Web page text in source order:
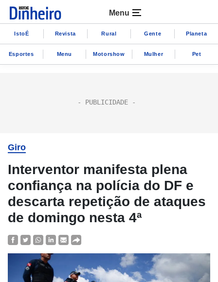
Menu
IstoÉ Revista Rural Gente Planeta
Esportes Menu Motorshow Mulher Pet
Giro
Interventor manifesta plena
confiança na polícia do DF e
descarta repetição de ataques
de domingo nesta 4ª